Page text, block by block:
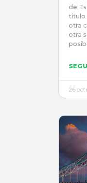
de
título
otra
otra
26